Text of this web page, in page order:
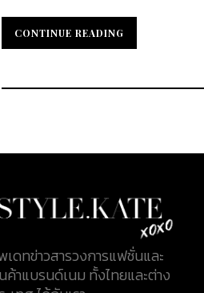
CONTINUE READING
CONTINUE READING
เดทข่าวสารวงการแฟชั่นและ
ค้าแบรนด์เนม ทั้งไทยและต่าง